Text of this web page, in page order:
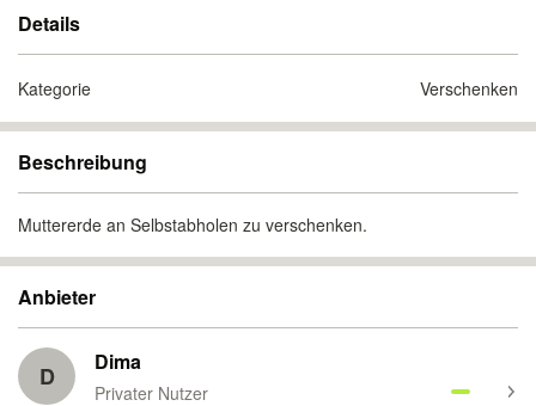
Details
Kategorie Verschenken
Beschreibung
Muttererde an Selbstabholen zu verschenken.
Anbieter
D Dima
Privater Nutzer